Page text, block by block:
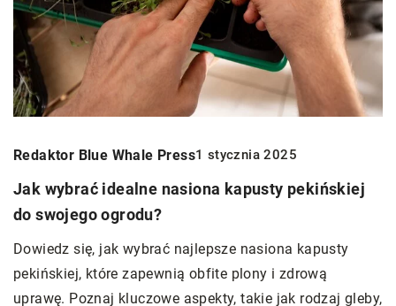
Redaktor Blue Whale Press1 stycznia 2025
Jak wybrać idealne nasiona kapusty pekińskiej
do swojego ogrodu?
Dowiedz się, jak wybrać najlepsze nasiona kapusty
pekińskiej, które zapewnią obfite plony i zdrową
uprawę. Poznaj kluczowe aspekty, takie jak rodzaj gleby,